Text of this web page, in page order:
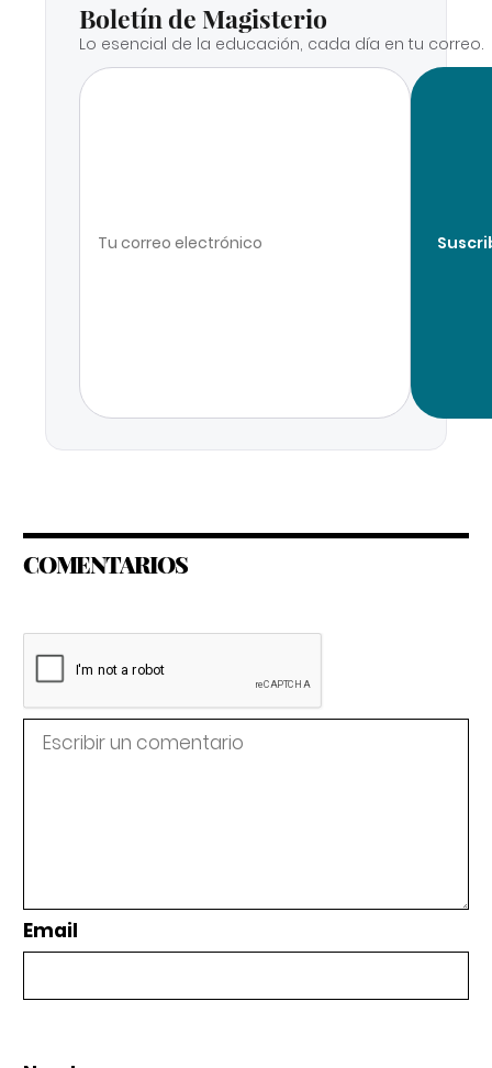
Boletín de Magisterio
Lo esencial de la educación, cada día en tu correo.
COMENTARIOS
Email